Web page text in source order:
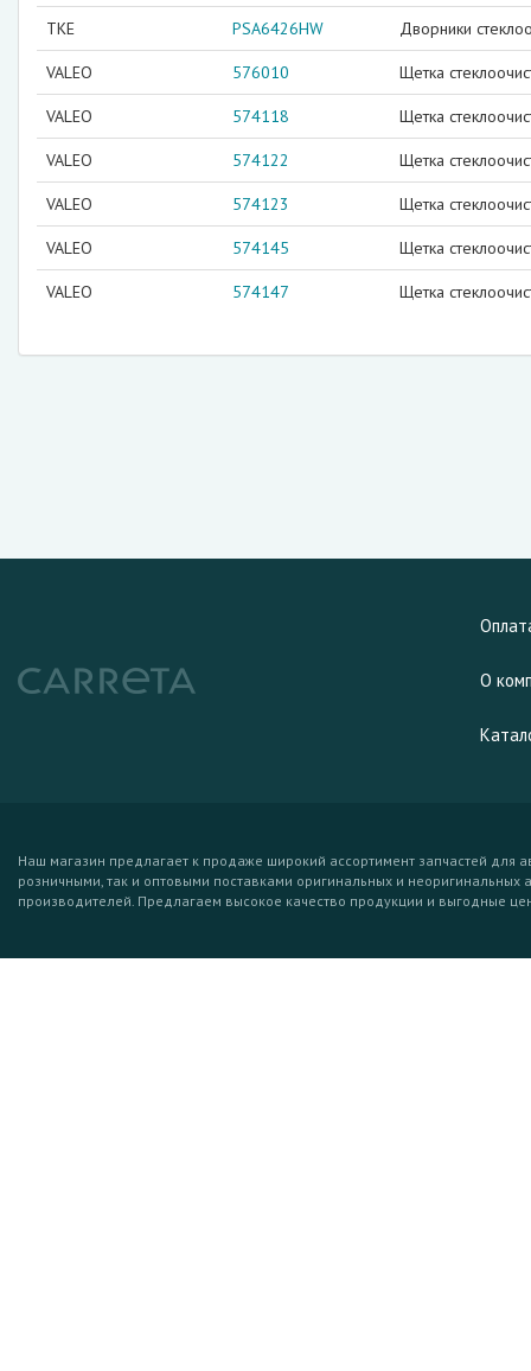
TKE PSA6426HW Дворники
VALEO 576010 Щетка
VALEO 574118 Щетка
VALEO 574122 Щетка
VALEO 574123 Щетка
VALEO 574145 Щетка
VALEO 574147 Щетка
О
Наш магазин предлагает к продаже широкий ассортимент запчастей для
розничными, так и оптовыми поставками оригинальных и неоригинальных
производителей. Предлагаем высокое качество продукции и выгодные